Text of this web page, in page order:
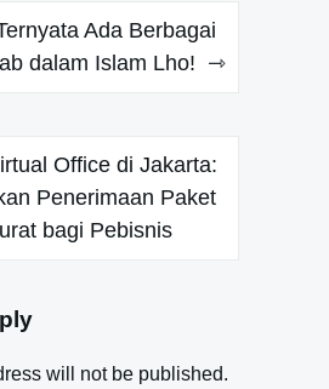
Ada Berbagai
dalam Islam Lho!
Office di Jakarta:
Penerimaan Paket
bagi Pebisnis
will not be published.